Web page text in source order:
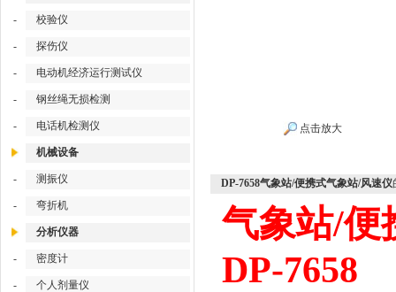
- 校验仪
- 探伤仪
- 电动机经济运行测试仪
- 钢丝绳无损检测
- 电话机检测仪
机械设备
- 测振仪
- 弯折机
分析仪器
- 密度计
- 个人剂量仪
点击放大
DP-7658气象站/便携式气象站/风速仪
气象站/便
DP-7658